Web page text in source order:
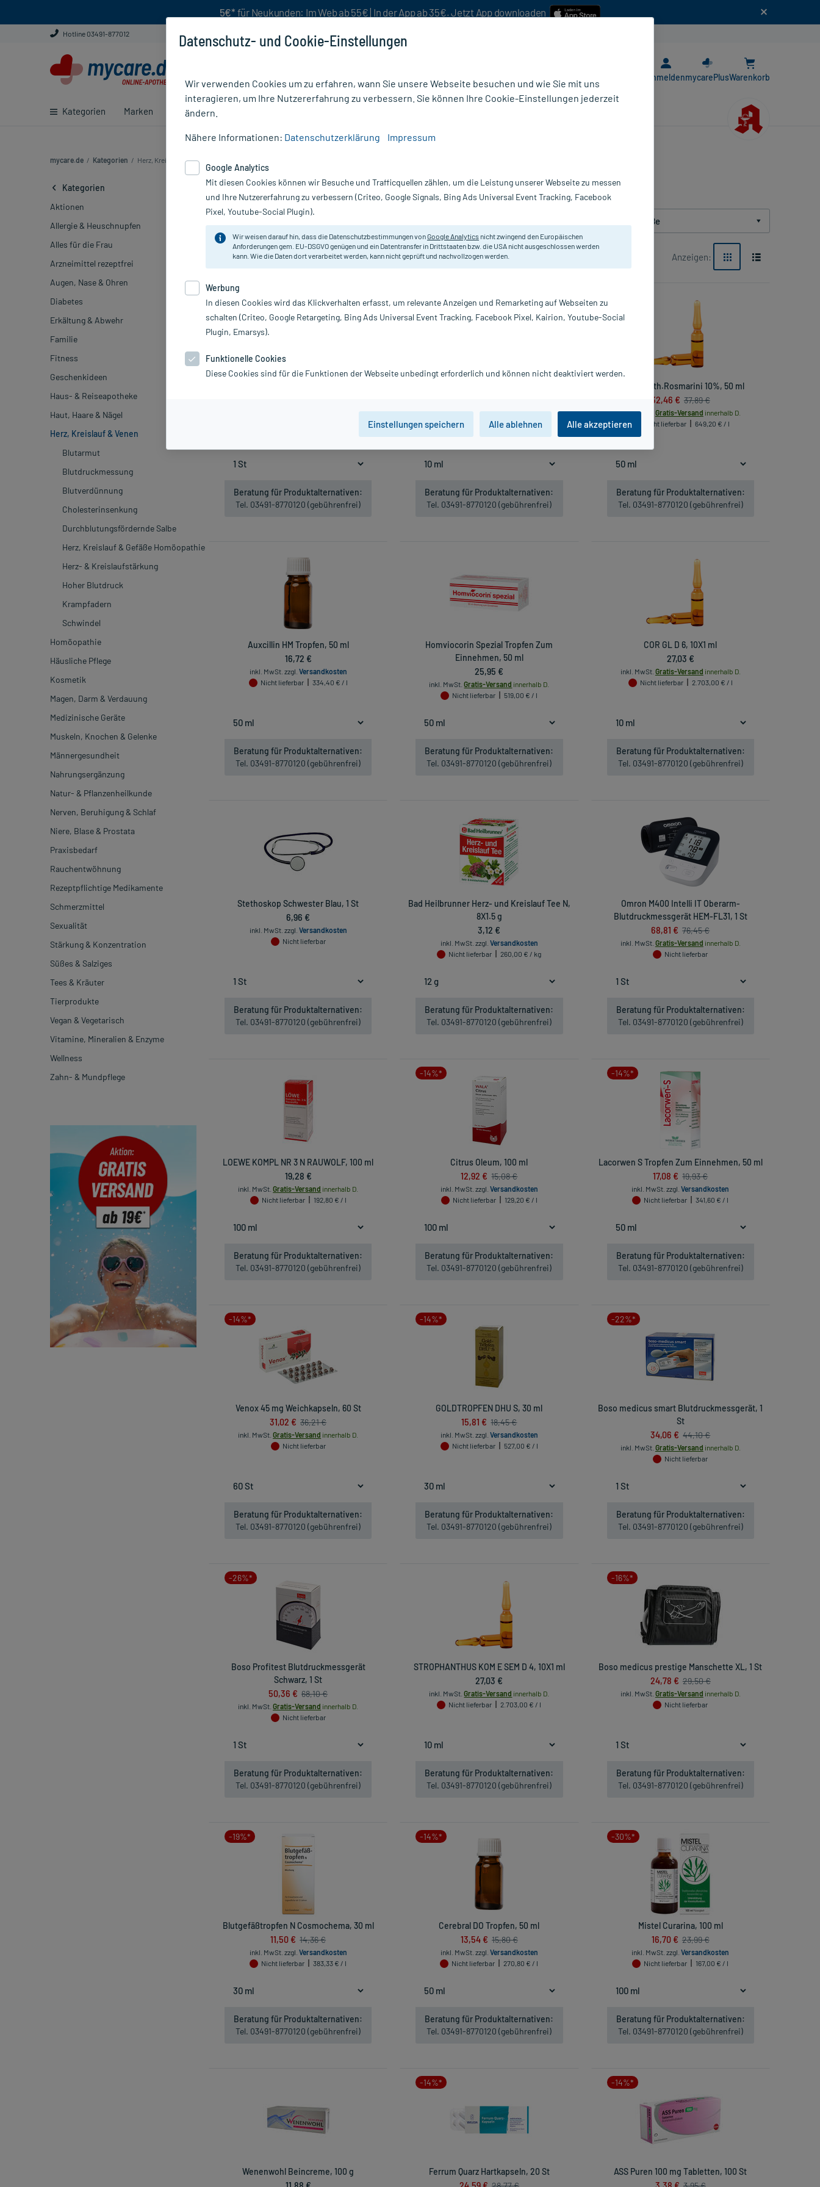
5€* für Neukunden: Im Web ab 55€ | In der App ab 35€. Jetzt App downloaden
Hotline 03491-877012
Kategorien Marken Ratgeber
AnmeldenmycarePlusWarenkorb
mycare.de / Kategorien / Herz, Kreislauf & Venen (426)
Kategorien
Aktionen
Allergie & Heuschnupfen
Alles für die Frau
Arzneimittel rezeptfrei
Augen, Nase & Ohren
Diabetes
Erkältung & Abwehr
Familie
Fitness
Geschenkideen
Haus- & Reiseapotheke
Haut, Haare & Nägel
Herz, Kreislauf & Venen
Blutarmut
Blutdruckmessung
Blutverdünnung
Cholesterinsenkung
Durchblutungsfördernde Salbe
Herz, Kreislauf & Gefäße Homöopathie
Herz- & Kreislaufstärkung
Hoher Blutdruck
Krampfadern
Schwindel
Homöopathie
Häusliche Pflege
Kosmetik
Magen, Darm & Verdauung
Medizinische Geräte
Muskeln, Knochen & Gelenke
Männergesundheit
Nahrungsergänzung
Natur- & Pflanzenheilkunde
Nerven, Beruhigung & Schlaf
Niere, Blase & Prostata
Praxisbedarf
Rauchentwöhnung
Rezeptpflichtige Medikamente
Schmerzmittel
Sexualität
Stärkung & Konzentration
Süßes & Salziges
Tees & Kräuter
Tierprodukte
Vegan & Vegetarisch
Vitamine, Mineralien & Enzyme
Wellness
Zahn- & Mundpflege
Kreislauf Medikamente und Tabletten
Packungsgröße
Sortieren Relevanz absteigend Produkte pro Seite: 24 Anzeigen:
Beratung für Produktalternativen:
Tel. 03491-8770120 (gebührenfrei)
inkl. MwSt.Gratis-Versandinnerhalb D.
Nicht lieferbar
2.703,00 € / l
Beratung für Produktalternativen:
Tel. 03491-8770120 (gebührenfrei)
Oleum Aeth.Rosmarini 10%, 50 ml
32,46 € 37,89 €
inkl. MwSt. Gratis-Versand innerhalb D.
Nicht lieferbar
649,20 € / l
Beratung für Produktalternativen:
Tel. 03491-8770120 (gebührenfrei)
Auxcillin HM Tropfen, 50 ml
16,72 €
inkl. MwSt. zzgl. Versandkosten
Nicht lieferbar
334,40 € / l
Beratung für Produktalternativen:
Tel. 03491-8770120 (gebührenfrei)
Homviocorin Spezial Tropfen Zum
Einnehmen, 50 ml
25,95 €
inkl. MwSt. Gratis-Versand innerhalb D.
Nicht lieferbar
519,00 € / l
Beratung für Produktalternativen:
Tel. 03491-8770120 (gebührenfrei)
COR GL D 6, 10X1 ml
27,03 €
inkl. MwSt. Gratis-Versand innerhalb D.
Nicht lieferbar
2.703,00 € / l
Beratung für Produktalternativen:
Tel. 03491-8770120 (gebührenfrei)
Stethoskop Schwester Blau, 1 St
6,96 €
inkl. MwSt. zzgl. Versandkosten
Nicht lieferbar
Beratung für Produktalternativen:
Tel. 03491-8770120 (gebührenfrei)
Bad Heilbrunner Herz- und Kreislauf Tee N,
8X1.5 g
3,12 €
inkl. MwSt. zzgl. Versandkosten
Nicht lieferbar
260,00 € / kg
Beratung für Produktalternativen:
Tel. 03491-8770120 (gebührenfrei)
Omron M400 Intelli IT Oberarm-
Blutdruckmessgerät HEM-FL31, 1 St
68,81 € 76,45 €
inkl. MwSt. Gratis-Versand innerhalb D.
Nicht lieferbar
Beratung für Produktalternativen:
Tel. 03491-8770120 (gebührenfrei)
LOEWE KOMPL NR 3 N RAUWOLF, 100 ml
19,28 €
inkl. MwSt. Gratis-Versand innerhalb D.
Nicht lieferbar
192,80 € / l
Beratung für Produktalternativen:
Tel. 03491-8770120 (gebührenfrei)
-14%*
Citrus Oleum, 100 ml
12,92 € 15,08 €
inkl. MwSt. zzgl. Versandkosten
Nicht lieferbar
129,20 € / l
Beratung für Produktalternativen:
Tel. 03491-8770120 (gebührenfrei)
-14%*
Lacorwen S Tropfen Zum Einnehmen, 50 ml
17,08 € 19,93 €
inkl. MwSt. zzgl.Versandkosten
Nicht lieferbar
341,60 € / l
Beratung für Produktalternativen:
Tel. 03491-8770120 (gebührenfrei)
-14%*
Venox 45 mg Weichkapseln, 60 St
31,02 € 36,21 €
inkl. MwSt. Gratis-Versand innerhalb D.
Nicht lieferbar
Beratung für Produktalternativen:
Tel. 03491-8770120 (gebührenfrei)
-14%*
GOLDTROPFEN DHU S, 30 ml
15,81 € 18,45 €
inkl. MwSt. zzgl. Versandkosten
Nicht lieferbar
527,00 € / l
Beratung für Produktalternativen:
Tel. 03491-8770120 (gebührenfrei)
-22%*
Boso medicus smart Blutdruckmessgerät, 1
St
34,06 € 44,10 €
inkl. MwSt. Gratis-Versand innerhalb D.
Nicht lieferbar
Beratung für Produktalternativen:
Tel. 03491-8770120 (gebührenfrei)
-26%*
Boso Profitest Blutdruckmessgerät
Schwarz, 1 St
50,36 € 68,10 €
inkl. MwSt. Gratis-Versand innerhalb D.
Nicht lieferbar
Beratung für Produktalternativen:
Tel. 03491-8770120 (gebührenfrei)
STROPHANTHUS KOM E SEM D 4, 10X1 ml
27,03 €
inkl. MwSt. Gratis-Versand innerhalb D.
Nicht lieferbar
2.703,00 € / l
Beratung für Produktalternativen:
Tel. 03491-8770120 (gebührenfrei)
-16%*
Boso medicus prestige Manschette XL, 1 St
24,78 € 29,50 €
inkl. MwSt. Gratis-Versand innerhalb D.
Nicht lieferbar
Beratung für Produktalternativen:
Tel. 03491-8770120 (gebührenfrei)
-19%*
Blutgefäßtropfen N Cosmochema, 30 ml
11,50 € 14,36 €
inkl. MwSt. zzgl. Versandkosten
Nicht lieferbar
383,33 € / l
Beratung für Produktalternativen:
Tel. 03491-8770120 (gebührenfrei)
-14%*
Cerebral DO Tropfen, 50 ml
13,54 € 15,80 €
inkl. MwSt. zzgl. Versandkosten
Nicht lieferbar
270,80 € / l
Beratung für Produktalternativen:
Tel. 03491-8770120 (gebührenfrei)
-30%*
Mistel Curarina, 100 ml
16,70 € 23,99 €
inkl. MwSt. zzgl.Versandkosten
Nicht lieferbar
167,00 € / l
Beratung für Produktalternativen:
Tel. 03491-8770120 (gebührenfrei)
Wenenwohl Beincreme, 100 g
-14%*
Ferrum Quarz Hartkapseln, 20 St
-14%*
ASS Puren 100 mg Tabletten, 100 St
Datenschutz- und Cookie-Einstellungen
Wir verwenden Cookies um zu erfahren, wann Sie unsere Webseite besuchen und wie Sie mit uns
interagieren, um Ihre Nutzererfahrung zu verbessern. Sie können Ihre Cookie-Einstellungen jederzeit
ändern.
Nähere Informationen: Datenschutzerklärung Impressum
Google Analytics
Mit diesen Cookies können wir Besuche und Trafficquellen zählen, um die Leistung unserer Webseite zu messen
und Ihre Nutzererfahrung zu verbessern (Criteo, Google Signals, Bing Ads Universal Event Tracking, Facebook
Pixel, Youtube-Social Plugin).
Wir weisen darauf hin, dass die Datenschutzbestimmungen vonGoogle Analytics nicht zwingend den Europäischen
Anforderungen gem. EU-DSGVO genügen und ein Datentransfer in Drittstaaten bzw. die USA nicht ausgeschlossen werden
kann. Wie die Daten dort verarbeitet werden, kann nicht geprüft und nachvollzogen werden.
Werbung
In diesen Cookies wird das Klickverhalten erfasst, um relevante Anzeigen und Remarketing auf Webseiten zu
schalten (Criteo, Google Retargeting, Bing Ads Universal Event Tracking, Facebook Pixel, Kairion, Youtube-Social
Plugin, Emarsys).
Funktionelle Cookies
Diese Cookies sind für die Funktionen der Webseite unbedingt erforderlich und können nicht deaktiviert werden.
Einstellungen speichern Alle ablehnen Alle akzeptieren